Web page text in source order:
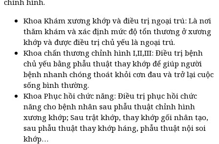
Khoa Khám xương khớp và điều trị ngoại trú: Là nơi
thăm khám và xác định mức độ tổn thương ở xương
khớp và được điều trị chủ yếu là ngoại trú.
Khoa chấn thương chỉnh hình I,II,III: Điều trị bệnh
chủ yếu bằng phẫu thuật thay khớp để giúp người
bệnh nhanh chóng thoát khỏi cơn đau và trở lại cuộc
sống bình thường.
Khoa Phục hồi chức năng: Điều trị phục hồi chức
năng cho bệnh nhân sau phẫu thuật chỉnh hình
xương khớp; Sau trật khớp, thay khớp gối nhân tạo,
sau phẫu thuật thay khớp háng, phẫu thuật nội soi
khớp…